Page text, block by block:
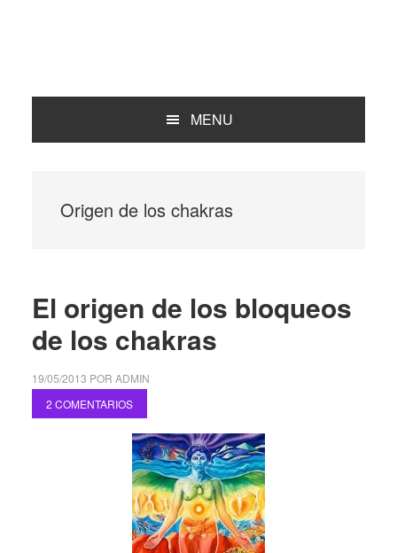
MENU
Origen de los chakras
El origen de los bloqueos
de los chakras
19/05/2013 POR ADMIN
2 COMENTARIOS